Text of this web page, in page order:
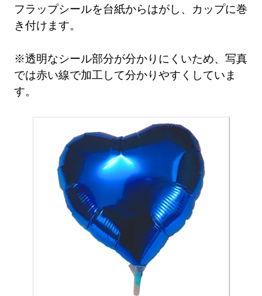
フラップシールを台紙からはがし、カップに巻
き付けます。
※透明なシール部分が分かりにくいため、写真
では赤い線で加工して分かりやすくしていま
す。